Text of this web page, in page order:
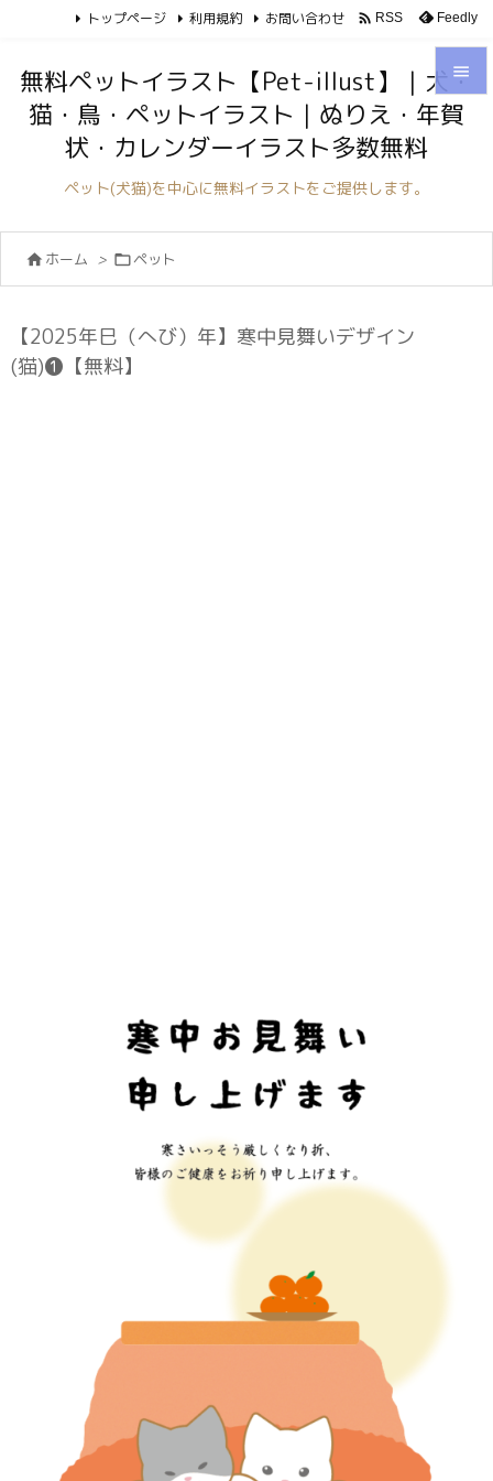



トップページ 利用規約 お問い合わせ  RSS Feedly
無料ペットイラスト【Pet-illust】｜犬・
猫・鳥・ペットイラスト｜ぬりえ・年賀
状・カレンダーイラスト多数無料
ペット(犬猫)を中心に無料イラストをご提供します。
 ホーム > ペット
【2025年巳（へび）年】寒中見舞いデザイン
(猫)❶【無料】